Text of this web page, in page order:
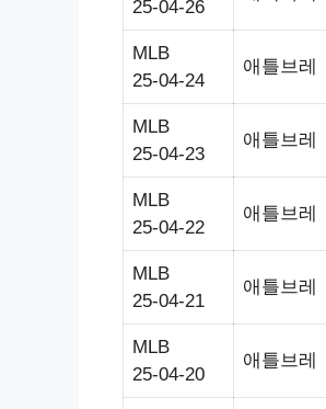
25-04-26
MLB
25-04-24
애틀브레
MLB
25-04-23
애틀브레
MLB
25-04-22
애틀브레
MLB
25-04-21
애틀브레
MLB
25-04-20
애틀브레